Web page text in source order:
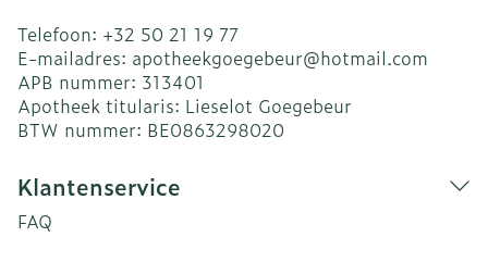
Telefoon: +32 50 21 19 77
E-mailadres: apotheekgoegebeur@hotmail.com
APB nummer: 313401
Apotheek titularis: Lieselot Goegebeur
BTW nummer: BE0863298020
Klantenservice
FAQ